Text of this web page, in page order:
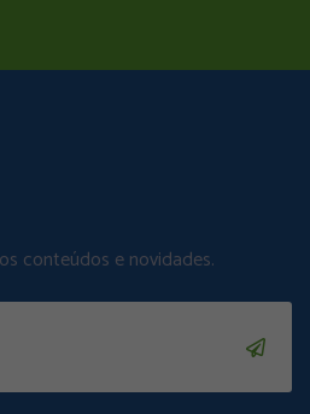
conteúdos e novidades.